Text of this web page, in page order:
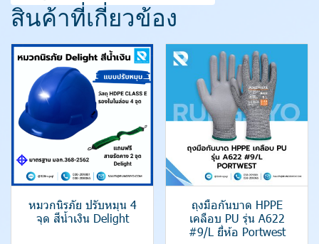
สินค้าที่เกี่ยวข้อง
หมวกนิรภัย ปรับหมุน 4
จุด สีน้ำเงิน Delight
ถุงมือกันบาด HPPE
เคลือบ PU รุ่น A622
#9/L ยี่ห้อ Portwest